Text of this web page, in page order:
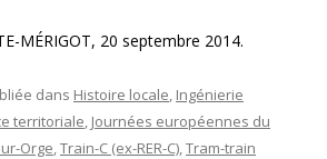
MÉRIGOT, 20 septembre 2014.
dans Histoire locale, Ingénierie
territoriale, Journées européennes du
Orge,Train-C (ex-RER-C),Tram-train